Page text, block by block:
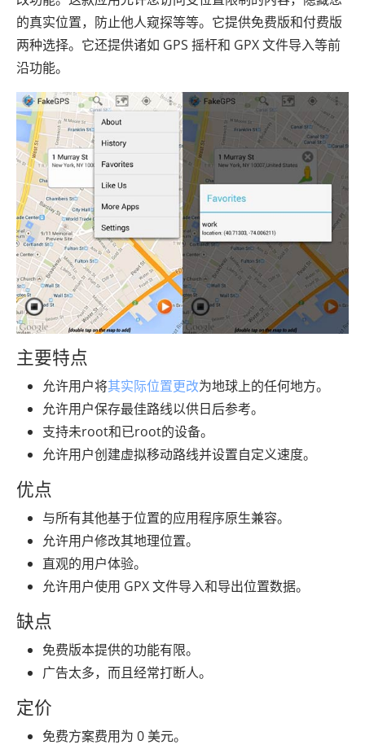
的真实位置，防止他人窥探等等。它提供免费版和付费版
两种选择。它还提供诸如 GPS 摇杆和 GPX 文件导入等前
沿功能。
主要特点
允许用户将其实际位置更改为地球上的任何地方。
允许用户保存最佳路线以供日后参考。
支持未root和已root的设备。
允许用户创建虚拟移动路线并设置自定义速度。
优点
与所有其他基于位置的应用程序原生兼容。
允许用户修改其地理位置。
直观的用户体验。
允许用户使用 GPX 文件导入和导出位置数据。
缺点
免费版本提供的功能有限。
广告太多，而且经常打断人。
定价
免费方案费用为 0 美元。